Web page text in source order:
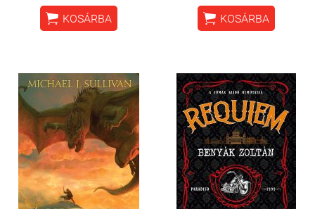
 KOSÁRBA  KOSÁRBA